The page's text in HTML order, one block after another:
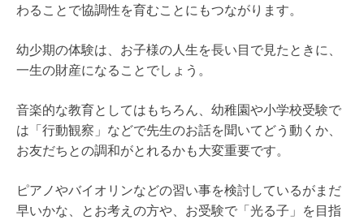
わることで協調性を育むことにもつながります。
幼少期の体験は、お子様の人生を長い目で見たときに、
一生の財産になることでしょう。
音楽的な教育としてはもちろん、幼稚園や小学校受験で
は「行動観察」などで先生のお話を聞いてどう動くか、
お友だちとの調和がとれるかも大変重要です。
ピアノやバイオリンなどの習い事を検討しているがまだ
早いかな、とお考えの方や、お受験で「光る子」を目指